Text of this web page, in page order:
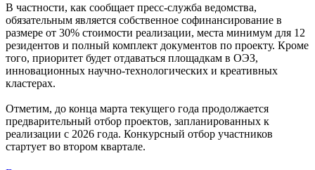
В частности, как сообщает пресс-служба ведомства,
обязательным является собственное софинансирование в
размере от 30% стоимости реализации, места минимум для 12
резидентов и полный комплект документов по проекту. Кроме
того, приоритет будет отдаваться площадкам в ОЭЗ,
инновационных научно-технологических и креативных
кластерах.
Отметим, до конца марта текущего года продолжается
предварительный отбор проектов, запланированных к
реализации с 2026 года. Конкурсный отбор участников
стартует во втором квартале.